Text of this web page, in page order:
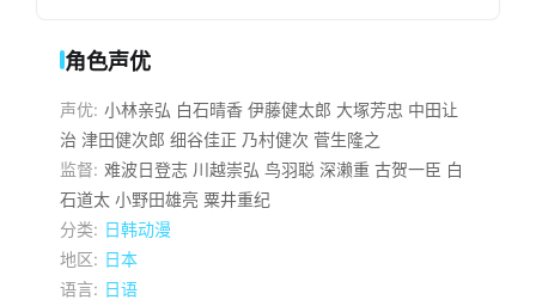
角色声优
声优: 小林亲弘 白石晴香 伊藤健太郎 大塚芳忠 中田让
治 津田健次郎 细谷佳正 乃村健次 菅生隆之
监督: 难波日登志 川越崇弘 鸟羽聪 深濑重 古贺一臣 白
石道太 小野田雄亮 粟井重纪
分类: 日韩动漫
地区: 日本
语言: 日语